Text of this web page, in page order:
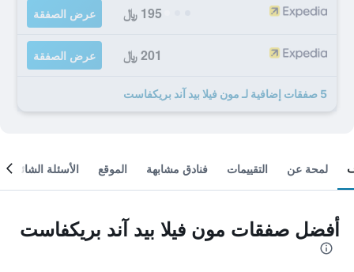
195 ﷼ عرض الصفقة
201 ﷼ عرض الصفقة
5 صفقات إضافية لـ مون فيلا بيد آند بريكفاست
لمحة عن التقييمات فنادق مشابهة الموقع الأسئلة الشائعة
أفضل صفقات مون فيلا بيد آند بريكفاست